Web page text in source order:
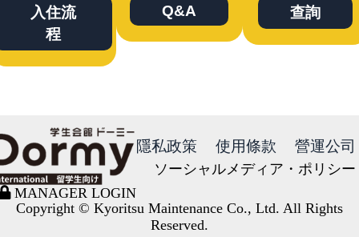
入住流
程
Q&A 查詢
MANAGER LOGIN
隱私政策 使用條款 營運公司
ソーシャルメディア・ポリシー
Copyright © Kyoritsu Maintenance Co., Ltd. All Rights
Reserved.